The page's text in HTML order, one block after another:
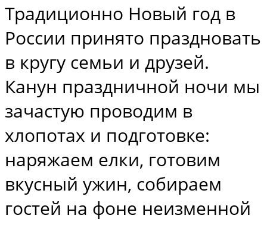
Традиционно Новый год в
России принято праздновать
в кругу семьи и друзей.
Канун праздничной ночи мы
зачастую проводим в
хлопотах и подготовке:
наряжаем елки, готовим
вкусный ужин, собираем
гостей на фоне неизменной